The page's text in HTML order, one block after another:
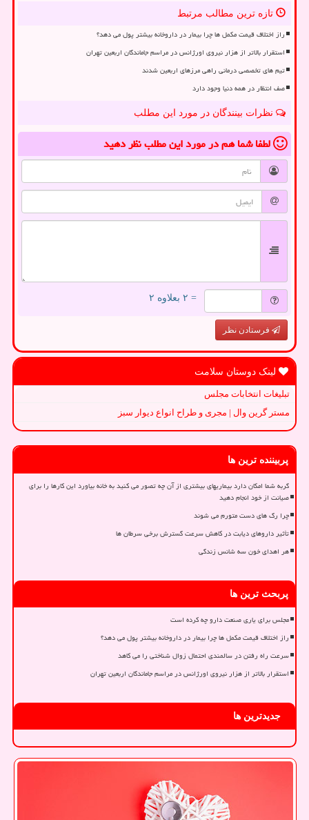
تازه ترین مطالب مرتبط
راز اختلاف قیمت مکمل ها چرا بیمار در داروخانه بیشتر پول می دهد؟
استقرار بالاتر از هزار نیروی اورژانس در مراسم جاماندگان اربعین تهران
تیم های تخصصی درمانی راهی مرزهای اربعین شدند
صف انتظار در همه دنیا وجود دارد
نظرات بینندگان در مورد این مطلب
لطفا شما همدر مورد این مطلبنظر دهید
= ۲ بعلاوه ۲
فرستادن نظر
لینک دوستان سلامت
تبلیغات انتخابات مجلس
مستر گرین وال | مجری و طراح انواع دیوار سبز
پربیننده ترین ها
گربه شما امکان دارد بیماریهای بیشتری از آن چه تصور می کنید به خانه بیاورد این کارها را برای
صیانت از خود انجام دهید
چرا رگ های دست متورم می شوند
تأثیر داروهای دیابت در کاهش سرعت گسترش برخی سرطان ها
هر اهدای خون سه شانس زندگی
پربحث ترین ها
مجلس برای یاری صنعت دارو چه کرده است
راز اختلاف قیمت مکمل ها چرا بیمار در داروخانه بیشتر پول می دهد؟
سرعت راه رفتن در سالمندی احتمال زوال شناختی را می کاهد
استقرار بالاتر از هزار نیروی اورژانس در مراسم جاماندگان اربعین تهران
جدیدترین ها